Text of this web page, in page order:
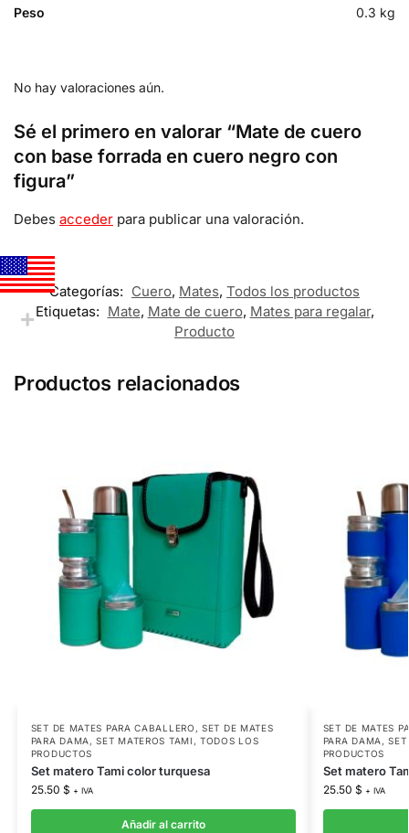
Peso 0.3 kg
No hay valoraciones aún.
Sé el primero en valorar “Mate de cuero
con base forrada en cuero negro con
figura”
Debes acceder para publicar una valoración.
Categorías: Cuero, Mates, Todos los productos
Etiquetas: Mate, Mate de cuero, Mates para regalar,
Producto
Productos relacionados
SET DE MATES PARA CABALLERO ,SET DE MATES
PARA DAMA ,SET MATEROS TAMI ,TODOS LOS
PRODUCTOS
Set matero Tami color turquesa
25.50 $ + IVA
Añadir al carrito
SET DE MATES
PARA DAMA ,
PRODUCTOS
Set matero
25.50 $ + IVA